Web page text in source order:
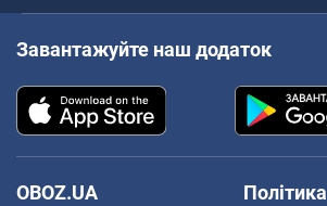
Завантажуйте наш додаток
OBOZ.UA
Політика